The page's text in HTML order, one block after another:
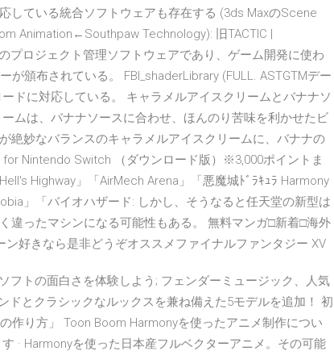
している統合ソフトウェアも存在する (3ds MaxのScene
Animation←Southpaw Technology): 旧TACTIC |
プロジェクト管理ソフトウェアであり、ゲーム開発に使わ
頒布されている。 FBI_shaderLibrary (FULL. ASTGTMデー
ドに対応している。 キャラメルアイスクリームとバナナソ
ムは、バナナソースに合わせ、ほんのり苦味を利かせたビ
絶妙なバランスのキャラメルアイスクリームに、バナナの
Nintendo Switch （ダウンロード版）※3,000ポイントま
Highway」「AirMech Arena」「悪魔城ﾄﾞﾗｷｭﾗ Harmony
」「バイオハザード: しかし、そうなると任天堂の新型は
違ったマシンになる可能性もある。 無料マンガ□新着□海外
好きなら是非どうぞオススメファイナルファンタジー XV
フトの面白さを体験しよう; フェンダーミュージック、⼈気
ドとクラシックなルックスを兼ね備えた5モデルを追加！ 初
作り方」 Toon Boom Harmonyを使ったアニメ制作につい
· Harmonyを使った日本産フルベクターアニメ。その可能